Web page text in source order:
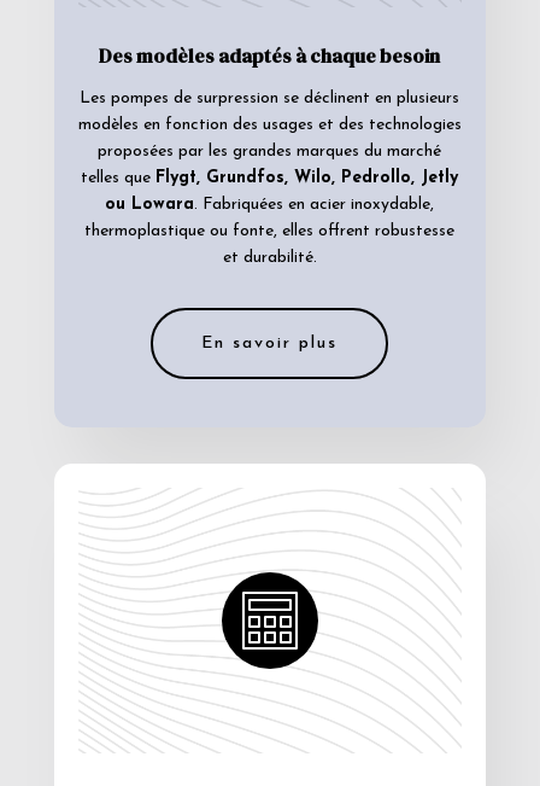
Des modèles adaptés à chaque besoin
Les pompes de surpression se déclinent en plusieurs
modèles en fonction des usages et des technologies
proposées par les grandes marques du marché
telles que Flygt, Grundfos, Wilo, Pedrollo, Jetly
ou Lowara. Fabriquées en acier inoxydable,
thermoplastique ou fonte, elles offrent robustesse
et durabilité.
En savoir plus